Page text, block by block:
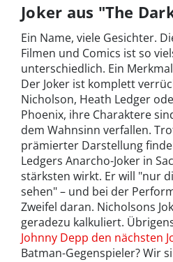
Joker aus "The
Ein Name, viele Gesichter.
Filmen und Comics ist so
unterschiedlich. Ein
Der Joker ist komplett
Nicholson, Heath Ledger
Phoenix, ihre Charaktere
dem Wahnsinn verfallen.
prämierter Darstellung
Ledgers Anarcho-Joker in
stärksten wirkt. Er will "nur
sehen" – und bei der
Zweifel daran. Nicholsons
geradezu kalkuliert.
Johnny Depp den nächsten
Batman-Gegenspieler? Wir